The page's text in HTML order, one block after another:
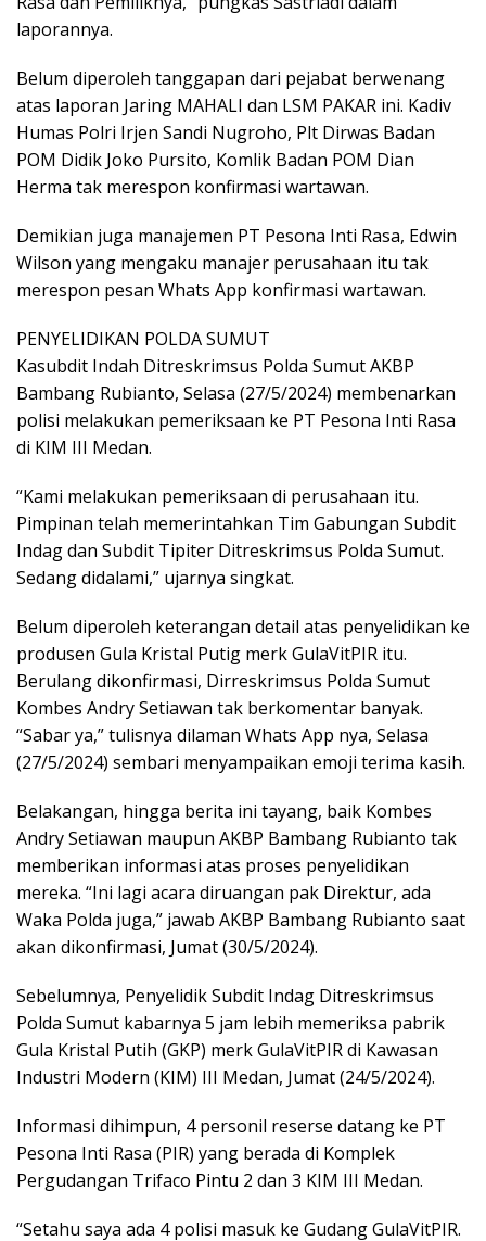
laporannya.
Belum diperoleh tanggapan dari pejabat berwenang
atas laporan Jaring MAHALI dan LSM PAKAR ini. Kadiv
Humas Polri Irjen Sandi Nugroho, Plt Dirwas Badan
POM Didik Joko Pursito, Komlik Badan POM Dian
Herma tak merespon konfirmasi wartawan.
Demikian juga manajemen PT Pesona Inti Rasa, Edwin
Wilson yang mengaku manajer perusahaan itu tak
merespon pesan Whats App konfirmasi wartawan.
PENYELIDIKAN POLDA SUMUT
Kasubdit Indah Ditreskrimsus Polda Sumut AKBP
Bambang Rubianto, Selasa (27/5/2024) membenarkan
polisi melakukan pemeriksaan ke PT Pesona Inti Rasa
di KIM III Medan.
“Kami melakukan pemeriksaan di perusahaan itu.
Pimpinan telah memerintahkan Tim Gabungan Subdit
Indag dan Subdit Tipiter Ditreskrimsus Polda Sumut.
Sedang didalami,” ujarnya singkat.
Belum diperoleh keterangan detail atas penyelidikan ke
produsen Gula Kristal Putig merk GulaVitPIR itu.
Berulang dikonfirmasi, Dirreskrimsus Polda Sumut
Kombes Andry Setiawan tak berkomentar banyak.
“Sabar ya,” tulisnya dilaman Whats App nya, Selasa
(27/5/2024) sembari menyampaikan emoji terima kasih.
Belakangan, hingga berita ini tayang, baik Kombes
Andry Setiawan maupun AKBP Bambang Rubianto tak
memberikan informasi atas proses penyelidikan
mereka. “Ini lagi acara diruangan pak Direktur, ada
Waka Polda juga,” jawab AKBP Bambang Rubianto saat
akan dikonfirmasi, Jumat (30/5/2024).
Sebelumnya, Penyelidik Subdit Indag Ditreskrimsus
Polda Sumut kabarnya 5 jam lebih memeriksa pabrik
Gula Kristal Putih (GKP) merk GulaVitPIR di Kawasan
Industri Modern (KIM) III Medan, Jumat (24/5/2024).
Informasi dihimpun, 4 personil reserse datang ke PT
Pesona Inti Rasa (PIR) yang berada di Komplek
Pergudangan Trifaco Pintu 2 dan 3 KIM III Medan.
“Setahu saya ada 4 polisi masuk ke Gudang GulaVitPIR.